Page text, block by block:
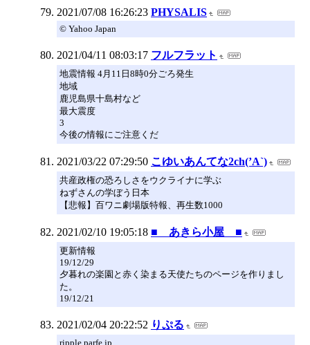
2021/07/08 16:26:23 PHYSALIS
© Yahoo Japan
2021/04/11 08:03:17 フルフラット
地震情報 4月11日8時0分ごろ発生
地域
鹿児島県十島村など
最大震度
3
今後の情報にご注意くだ
2021/03/22 07:29:50 こゆいあんてな2ch(’A`)
共産政権の恐ろしさをウクライナに学ぶ
ねずさんの学ぼう日本
【悲報】百ワニ劇場版特報、再生数1000
2021/02/10 19:05:18 ■ あきら小屋 ■
更新情報
19/12/29
夕暮れの楽園と赤く染まる天使たちのページを作りまし
た。
19/12/21
2021/02/04 20:22:52 りぷる
ripple.parfe.jp